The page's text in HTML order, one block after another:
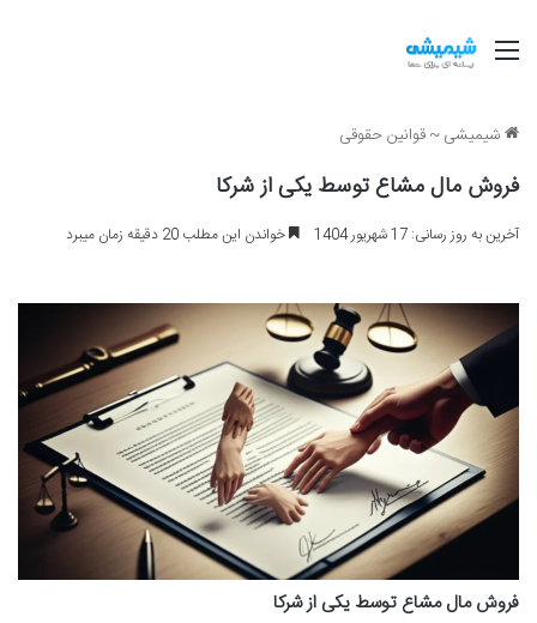
منو
شیمیشی~قوانین حقوقی
فروش مال مشاع توسط یکی از شرکا
آخرین به روز رسانی: 17 شهریور 1404 خواندن این مطلب 20 دقیقه زمان میبرد
فروش مال مشاع توسط یکی از شرکا